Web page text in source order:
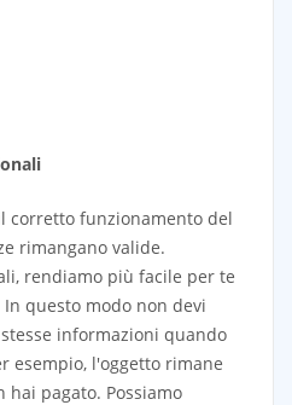
corretto funzionamento del
rimangano valide.
rendiamo più facile per te
questo modo non devi
informazioni quando
esempio, l'oggetto rimane
pagato. Possiamo